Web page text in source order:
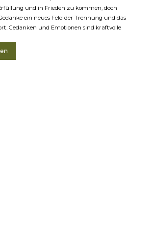
und in Frieden zu kommen, doch
ein neues Feld der Trennung und das
Gedanken und Emotionen sind kraftvolle